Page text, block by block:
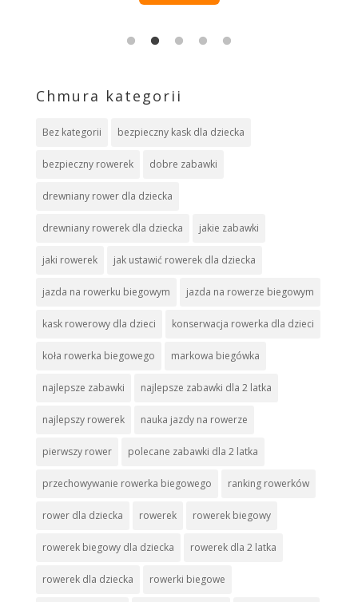
Chmura kategorii
Bez kategorii bezpieczny kask dla dziecka
bezpieczny rowerek dobre zabawki
drewniany rower dla dziecka
drewniany rowerek dla dziecka jakie zabawki
jaki rowerek jak ustawić rowerek dla dziecka
jazda na rowerku biegowym jazda na rowerze biegowym
kask rowerowy dla dzieci konserwacja rowerka dla dzieci
koła rowerka biegowego markowa biegówka
najlepsze zabawki najlepsze zabawki dla 2 latka
najlepszy rowerek nauka jazdy na rowerze
pierwszy rower polecane zabawki dla 2 latka
przechowywanie rowerka biegowego ranking rowerków
rower dla dziecka rowerek rowerek biegowy
rowerek biegowy dla dziecka rowerek dla 2 latka
rowerek dla dziecka rowerki biegowe